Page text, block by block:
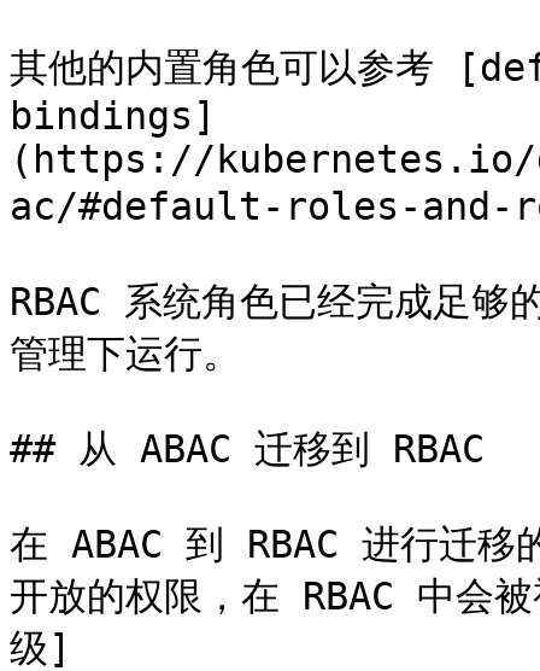
其他的内置角色可以参
bindings]
(https://kubernetes.io/
ac/#default-roles-and-
RBAC 系统角色已经完成足够
管理下运行。
## 从 ABAC 迁移到 RBAC
在 ABAC 到 RBAC 进行迁移
开放的权限，在 RBAC 中会
级]